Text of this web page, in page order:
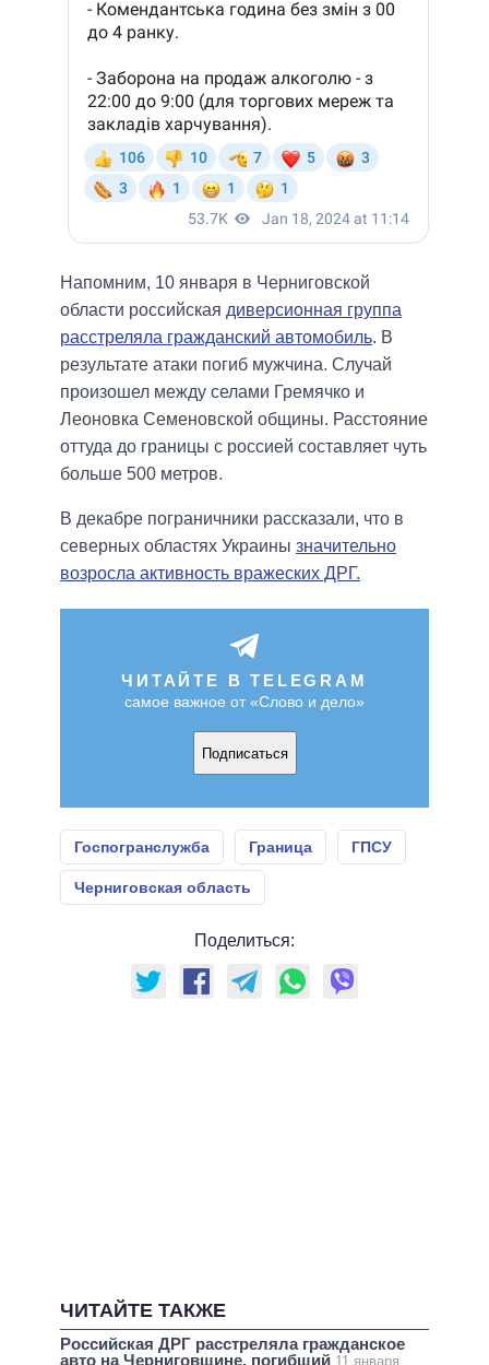
Напомним, 10 января в Черниговской
области российская диверсионная группа
расстреляла гражданский автомобиль. В
результате атаки погиб мужчина. Случай
произошел между селами Гремячко и
Леоновка Семеновской общины. Расстояние
оттуда до границы с россией составляет чуть
больше 500 метров.
В декабре пограничники рассказали, что в
северных областях Украины значительно
возросла активность вражеских ДРГ.
ЧИТАЙТЕ В TELEGRAM
самое важное от «Слово и дело»
Подписаться
Госпогранслужба Граница ГПСУ
Черниговская область
Поделиться:
ЧИТАЙТЕ ТАКЖЕ
Российская ДРГ расстреляла гражданское
авто на Черниговщине, погибший 11 января